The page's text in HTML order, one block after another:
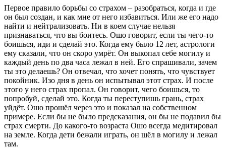
Первое правило борьбы со страхом – разобраться, когда и где
он был создан, и как мне от него избавиться. Или же его надо
найти и нейтрализовать. Ни в коем случае нельзя
признаваться, что вы боитесь. Ошо говорит, если ты чего-то
боишься, иди и сделай это. Когда ему было 12 лет, астрологи
ему сказали, что он скоро умрёт. Он выкопал себе могилу и
каждый день по два часа лежал в ней. Его спрашивали, зачем
ты это делаешь? Он отвечал, что хочет понять, что чувствует
покойник. Изо дня в день он испытывал этот страх. И после
этого у него страх пропал. Он говорит, чего боишься, то
попробуй, сделай это. Когда ты переступишь грань, страх
уйдёт. Ошо прошёл через это и показал на собственном
примере. Если бы не было предсказания, он бы не подавил бы
страх смерти. До какого-то возраста Ошо всегда медитировал
на земле. Когда дети бежали играть, он шёл в могилу и лежал
там.